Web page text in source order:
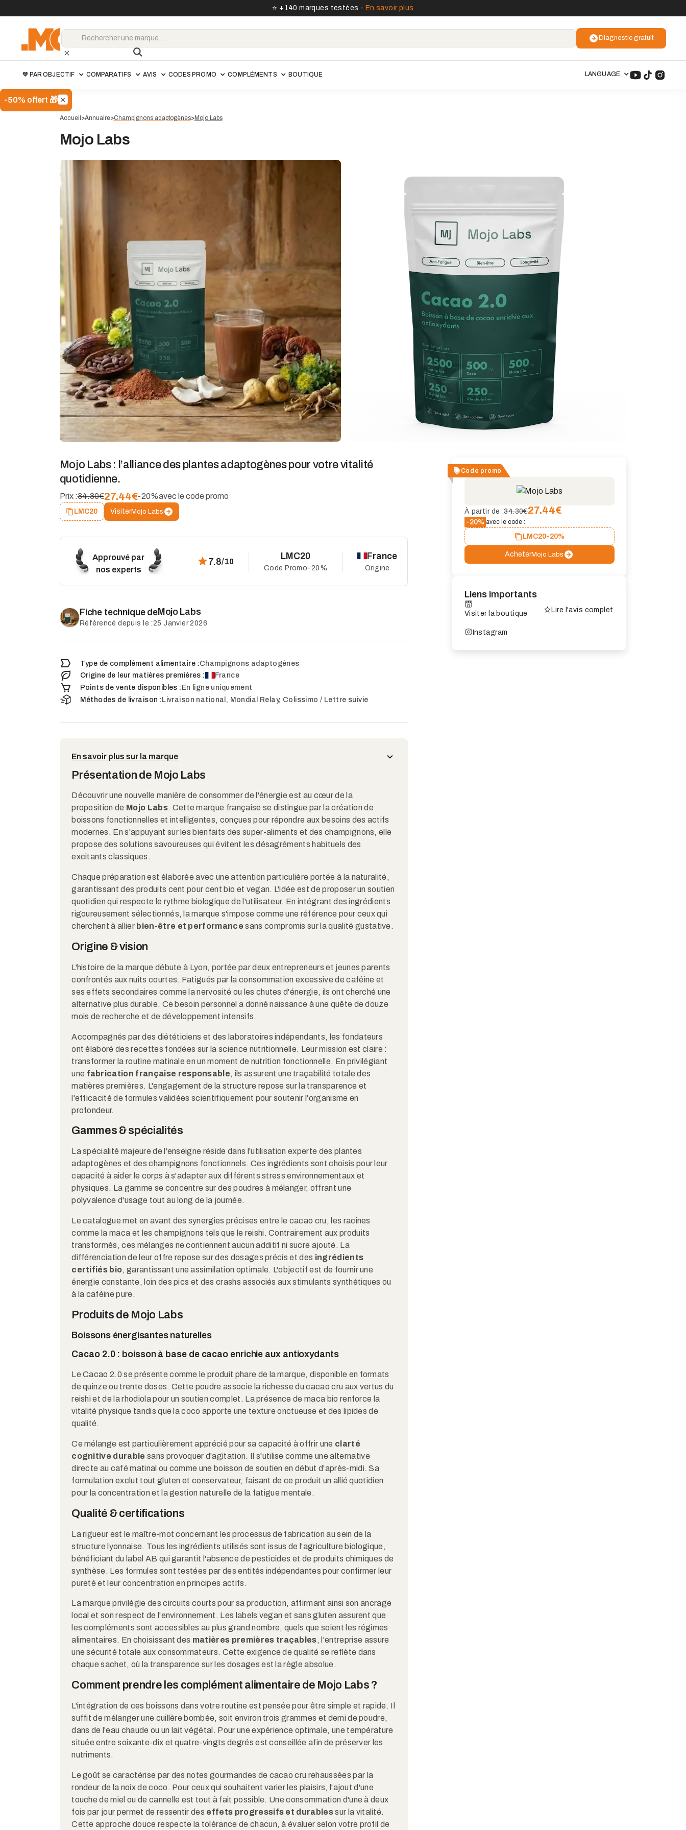
⭐️ +140 marques testées - En savoir plus
Diagnostic gratuit
🧡 PAR OBJECTIF COMPARATIFS AVIS CODES PROMO COMPLÉMENTS BOUTIQUE LANGUAGE
-50% offert 🎁
Accueil>Annuaire>Champignons adaptogènes>Mojo Labs
Mojo Labs
Mojo Labs : l’alliance des plantes adaptogènes pour votre vitalité
quotidienne.
Prix :34.30€27.44€-20%avec le code promo
LMC20 VisiterMojo Labs
Approuvé par
nos experts
7.8/10
LMC20
Code Promo-20%
France
Origine
Fiche technique deMojo Labs
Référencé depuis le :25 Janvier 2026
Type de complément alimentaire :Champignons adaptogènes
Origine de leur matières premières :
France
Points de vente disponibles : En ligne uniquement
Méthodes de livraison :Livraison national, Mondial Relay, Colissimo / Lettre suivie
En savoir plus sur la marque
Présentation de Mojo Labs
Découvrir une nouvelle manière de consommer de l'énergie est au cœur de la
proposition de Mojo Labs. Cette marque française se distingue par la création de
boissons fonctionnelles et intelligentes, conçues pour répondre aux besoins des actifs
modernes. En s'appuyant sur les bienfaits des super-aliments et des champignons, elle
propose des solutions savoureuses qui évitent les désagréments habituels des
excitants classiques.
Chaque préparation est élaborée avec une attention particulière portée à la naturalité,
garantissant des produits cent pour cent bio et vegan. L'idée est de proposer un soutien
quotidien qui respecte le rythme biologique de l'utilisateur. En intégrant des ingrédients
rigoureusement sélectionnés, la marque s'impose comme une référence pour ceux qui
cherchent à allier bien-être et performance sans compromis sur la qualité gustative.
Origine & vision
L'histoire de la marque débute à Lyon, portée par deux entrepreneurs et jeunes parents
confrontés aux nuits courtes. Fatigués par la consommation excessive de caféine et
ses effets secondaires comme la nervosité ou les chutes d'énergie, ils ont cherché une
alternative plus durable. Ce besoin personnel a donné naissance à une quête de douze
mois de recherche et de développement intensifs.
Accompagnés par des diététiciens et des laboratoires indépendants, les fondateurs
ont élaboré des recettes fondées sur la science nutritionnelle. Leur mission est claire :
transformer la routine matinale en un moment de nutrition fonctionnelle. En privilégiant
une fabrication française responsable, ils assurent une traçabilité totale des
matières premières. L'engagement de la structure repose sur la transparence et
l'efficacité de formules validées scientifiquement pour soutenir l'organisme en
profondeur.
Gammes & spécialités
La spécialité majeure de l'enseigne réside dans l'utilisation experte des plantes
adaptogènes et des champignons fonctionnels. Ces ingrédients sont choisis pour leur
capacité à aider le corps à s'adapter aux différents stress environnementaux et
physiques. La gamme se concentre sur des poudres à mélanger, offrant une
polyvalence d'usage tout au long de la journée.
Le catalogue met en avant des synergies précises entre le cacao cru, les racines
comme la maca et les champignons tels que le reishi. Contrairement aux produits
transformés, ces mélanges ne contiennent aucun additif ni sucre ajouté. La
différenciation de leur offre repose sur des dosages précis et des ingrédients
certifiés bio, garantissant une assimilation optimale. L'objectif est de fournir une
énergie constante, loin des pics et des crashs associés aux stimulants synthétiques ou
à la caféine pure.
Produits de Mojo Labs
Boissons énergisantes naturelles
Cacao 2.0 : boisson à base de cacao enrichie aux antioxydants
Le Cacao 2.0 se présente comme le produit phare de la marque, disponible en formats
de quinze ou trente doses. Cette poudre associe la richesse du cacao cru aux vertus du
reishi et de la rhodiola pour un soutien complet. La présence de maca bio renforce la
vitalité physique tandis que la coco apporte une texture onctueuse et des lipides de
qualité.
Ce mélange est particulièrement apprécié pour sa capacité à offrir une clarté
cognitive durable sans provoquer d'agitation. Il s'utilise comme une alternative
directe au café matinal ou comme une boisson de soutien en début d'après-midi. Sa
formulation exclut tout gluten et conservateur, faisant de ce produit un allié quotidien
pour la concentration et la gestion naturelle de la fatigue mentale.
Qualité & certifications
La rigueur est le maître-mot concernant les processus de fabrication au sein de la
structure lyonnaise. Tous les ingrédients utilisés sont issus de l'agriculture biologique,
bénéficiant du label AB qui garantit l'absence de pesticides et de produits chimiques de
synthèse. Les formules sont testées par des entités indépendantes pour confirmer leur
pureté et leur concentration en principes actifs.
La marque privilégie des circuits courts pour sa production, affirmant ainsi son ancrage
local et son respect de l'environnement. Les labels vegan et sans gluten assurent que
les compléments sont accessibles au plus grand nombre, quels que soient les régimes
alimentaires. En choisissant des matières premières traçables, l'entreprise assure
une sécurité totale aux consommateurs. Cette exigence de qualité se reflète dans
chaque sachet, où la transparence sur les dosages est la règle absolue.
Comment prendre les complément alimentaire de Mojo Labs ?
L'intégration de ces boissons dans votre routine est pensée pour être simple et rapide. Il
suffit de mélanger une cuillère bombée, soit environ trois grammes et demi de poudre,
dans de l'eau chaude ou un lait végétal. Pour une expérience optimale, une température
située entre soixante-dix et quatre-vingts degrés est conseillée afin de préserver les
nutriments.
Le goût se caractérise par des notes gourmandes de cacao cru rehaussées par la
rondeur de la noix de coco. Pour ceux qui souhaitent varier les plaisirs, l'ajout d'une
touche de miel ou de cannelle est tout à fait possible. Une consommation d'une à deux
fois par jour permet de ressentir des effets progressifs et durablessur la vitalité.
Cette approche douce respecte la tolérance de chacun, à évaluer selon votre profil de
Code promo
À partir de :34.30€27.44€
-20% avec le code :
LMC20-20%
AcheterMojo Labs
Liens importants
Visiter la boutique Lire l'avis complet
Instagram